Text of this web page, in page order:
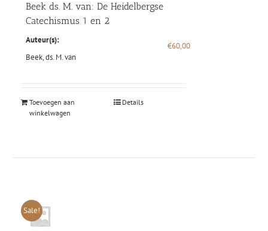
Beek ds. M. van: De Heidelbergse
Catechismus 1 en 2
Auteur(s):
Beek, ds. M. van
€60,00
Toevoegen aan
winkelwagen
Details
Sale!